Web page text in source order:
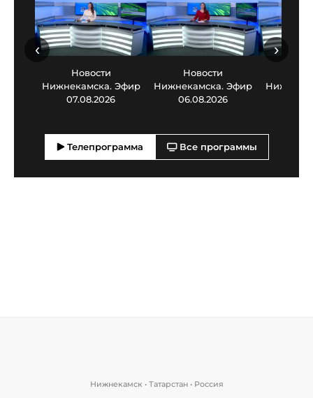
Новости
Нижнекамска. Эфир
07.08.2026
Новости
Нижнекамска. Эфир
06.08.2026
‹ ›
Телепрограмма Все программы
Нижнекамск • Татарстан • Россия